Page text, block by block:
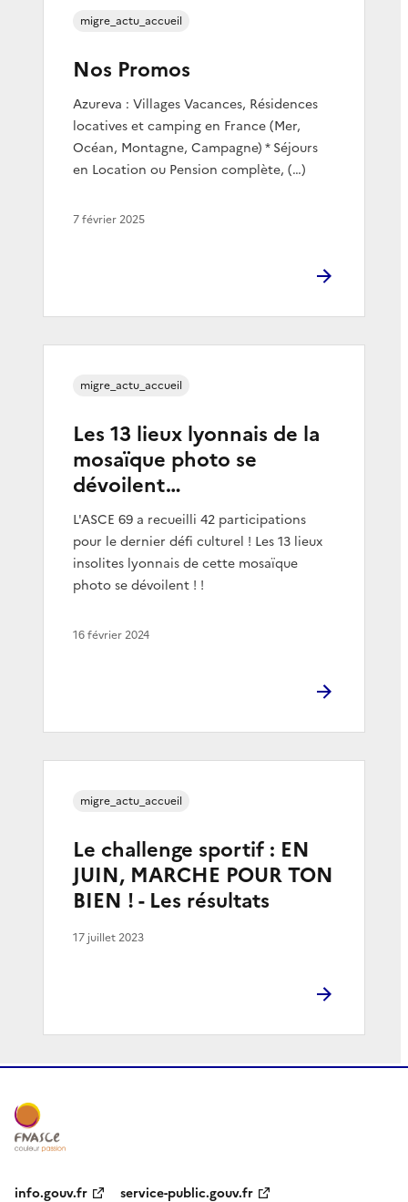
Nos Promos
Azureva : Villages Vacances, Résidences
locatives et camping en France (Mer,
Océan, Montagne, Campagne) * Séjours
en Location ou Pension complète, (…)
migre_actu_accueil
7 février 2025
Les 13 lieux lyonnais de la
mosaïque photo se
dévoilent…
L'ASCE 69 a recueilli 42 participations
pour le dernier défi culturel ! Les 13 lieux
insolites lyonnais de cette mosaïque
photo se dévoilent ! !
migre_actu_accueil
16 février 2024
Le challenge sportif : EN
JUIN, MARCHE POUR TON
BIEN ! - Les résultats
migre_actu_accueil
17 juillet 2023
info.gouv.fr service-public.gouv.fr